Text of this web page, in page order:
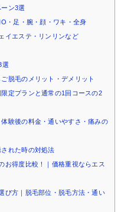
ン3選
・足・腕・顔・ワキ・全身
イエステ・リンリンなど
選
脱毛のメリット・デメリット
定プランと通常の1回コースの2
験後の料金・通いやすさ・痛みの
れた時の対処法
お得度比較！｜価格重視ならエス
び方｜脱毛部位・脱毛方法・通い